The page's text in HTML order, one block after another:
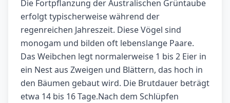
Die Fortpflanzung der Australischen Grüntaube
erfolgt typischerweise während der
regenreichen Jahreszeit. Diese Vögel sind
monogam und bilden oft lebenslange Paare.
Das Weibchen legt normalerweise 1 bis 2 Eier in
ein Nest aus Zweigen und Blättern, das hoch in
den Bäumen gebaut wird. Die Brutdauer beträgt
etwa 14 bis 16 Tage.Nach dem Schlüpfen